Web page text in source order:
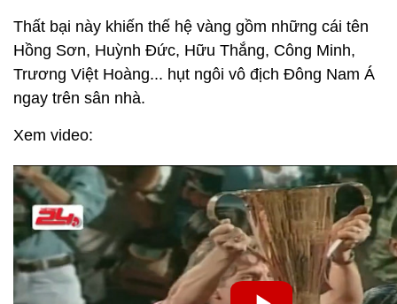
Thất bại này khiến thế hệ vàng gồm những cái tên
Hồng Sơn, Huỳnh Đức, Hữu Thắng, Công Minh,
Trương Việt Hoàng... hụt ngôi vô địch Đông Nam Á
ngay trên sân nhà.
Xem video: